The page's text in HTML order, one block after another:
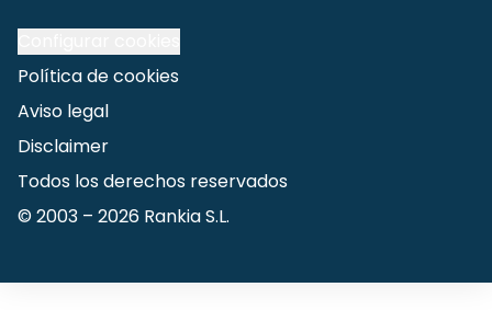
Política de cookies
Aviso legal
Disclaimer
Todos los derechos reservados
© 2003 – 2026 Rankia S.L.